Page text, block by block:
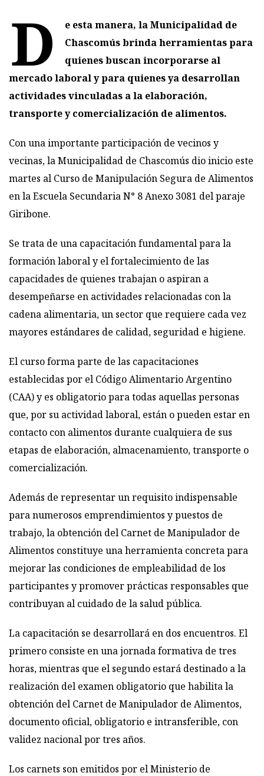
D
e esta manera, la Municipalidad de
Chascomús brinda herramientas para
quienes buscan incorporarse al
mercado laboral y para quienes ya desarrollan
actividades vinculadas a la elaboración,
transporte y comercialización de alimentos.
Con una importante participación de vecinos y
vecinas, la Municipalidad de Chascomús dio inicio este
martes al Curso de Manipulación Segura de Alimentos
en la Escuela Secundaria N° 8 Anexo 3081 del paraje
Giribone.
Se trata de una capacitación fundamental para la
formación laboral y el fortalecimiento de las
capacidades de quienes trabajan o aspiran a
desempeñarse en actividades relacionadas con la
cadena alimentaria, un sector que requiere cada vez
mayores estándares de calidad, seguridad e higiene.
El curso forma parte de las capacitaciones
establecidas por el Código Alimentario Argentino
(CAA) y es obligatorio para todas aquellas personas
que, por su actividad laboral, están o pueden estar en
contacto con alimentos durante cualquiera de sus
etapas de elaboración, almacenamiento, transporte o
comercialización.
Además de representar un requisito indispensable
para numerosos emprendimientos y puestos de
trabajo, la obtención del Carnet de Manipulador de
Alimentos constituye una herramienta concreta para
mejorar las condiciones de empleabilidad de los
participantes y promover prácticas responsables que
contribuyan al cuidado de la salud pública.
La capacitación se desarrollará en dos encuentros. El
primero consiste en una jornada formativa de tres
horas, mientras que el segundo estará destinado a la
realización del examen obligatorio que habilita la
obtención del Carnet de Manipulador de Alimentos,
documento oficial, obligatorio e intransferible, con
validez nacional por tres años.
Los carnets son emitidos por el Ministerio de